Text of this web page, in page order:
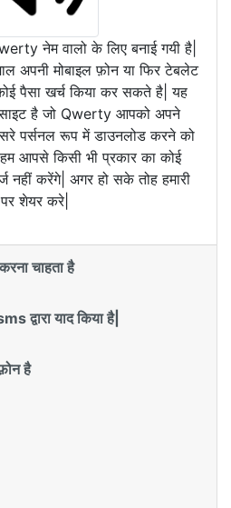
नेम वालो के लिए बनाई गयी है|
अपनी मोबाइल फ़ोन या फिर टेबलेट
पैसा खर्च किया कर सकते है| यह
है जो Qwerty आपको अपने
सरे पर्सनल रूप में डाउनलोड करने को
आपसे किसी भी प्रकार का कोई
नहीं करेंगे| अगर हो सके तोह हमारी
शेयर करे|
चाहता है
द्वारा याद किया है|
है